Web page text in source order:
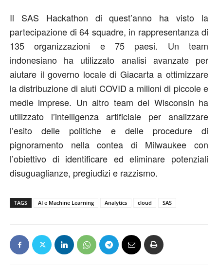
Il SAS Hackathon di quest’anno ha visto la
partecipazione di 64 squadre, in rappresentanza di
135 organizzazioni e 75 paesi. Un team
indonesiano ha utilizzato analisi avanzate per
aiutare il governo locale di Giacarta a ottimizzare
la distribuzione di aiuti COVID a milioni di piccole e
medie imprese. Un altro team del Wisconsin ha
utilizzato l’intelligenza artificiale per analizzare
l’esito delle politiche e delle procedure di
pignoramento nella contea di Milwaukee con
l’obiettivo di identificare ed eliminare potenziali
disuguaglianze, pregiudizi e razzismo.
TAGS AI e Machine Learning Analytics cloud SAS